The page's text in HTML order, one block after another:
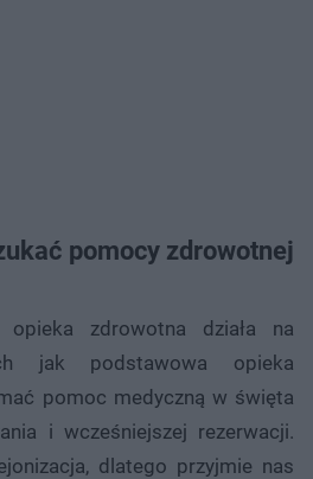
pomocy zdrowotnej
zdrowotna działa na
jak podstawowa opieka
pomoc medyczną w święta
i wcześniejszej rezerwacji.
dlatego przyjmie nas